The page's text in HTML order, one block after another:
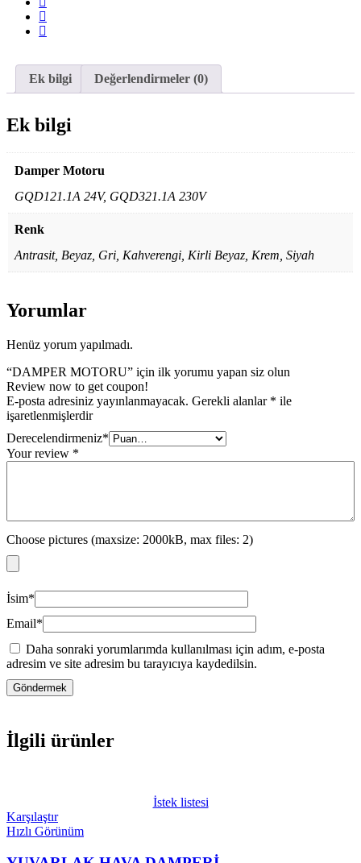
Ek bilgi Değerlendirmeler (0)
Ek bilgi
Damper Motoru
GQD121.1A 24V, GQD321.1A 230V
Renk
Antrasit, Beyaz, Gri, Kahverengi, Kirli Beyaz, Krem, Siyah
Yorumlar
Henüz yorum yapılmadı.
“DAMPER MOTORU” için ilk yorumu yapan siz olun
Review now to get coupon!
E-posta adresiniz yayınlanmayacak. Gerekli alanlar * ile
işaretlenmişlerdir
Derecelendirmeniz*
Your review *
Choose pictures (maxsize: 2000kB, max files: 2)
İsim*
Email*
Daha sonraki yorumlarımda kullanılması için adım, e-posta
adresim ve site adresim bu tarayıcıya kaydedilsin.
İlgili ürünler
İstek listesi
Karşılaştır
Hızlı Görünüm